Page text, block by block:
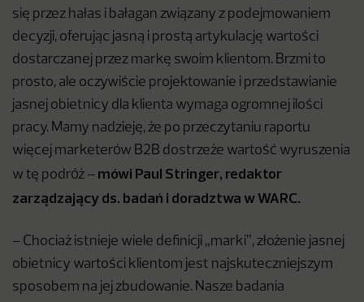
się przez hałas i bałagan związany z podejmowaniem
decyzji, oferując jasną i prostą artykulację wartości
dostarczanej przez markę swoim klientom. Brzmi to
prosto, ale oczywiście projektowanie i przedstawianie
jasnej obietnicy dla klienta wymaga ogromnej ilości
pracy. Mamy nadzieję, że po przeczytaniu raportu
więcej marketerów B2B dostrzeże wartość wyruszenia
w tę podróż – mówi Paul Stringer, redaktor
zarządzający ds. badań i doradztwa w WARC.
– Chociaż istnieje wiele definicji „marki”, złożenie jasnej
obietnicy wartości klientom jest najskuteczniejszym
sposobem na jej zbudowanie. Nasze badania